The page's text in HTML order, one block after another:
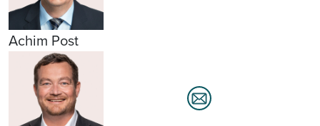
Achim Post